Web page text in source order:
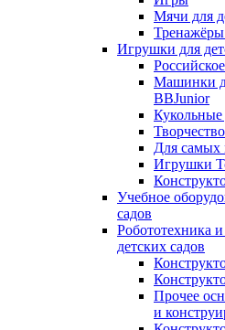
Мячи для
Тренажёры
Игрушки для
Машинки
BBJunior
Кукольные
Для самых
Игрушки
Учебное
садов
Робототехника
детских садов
Прочее
и